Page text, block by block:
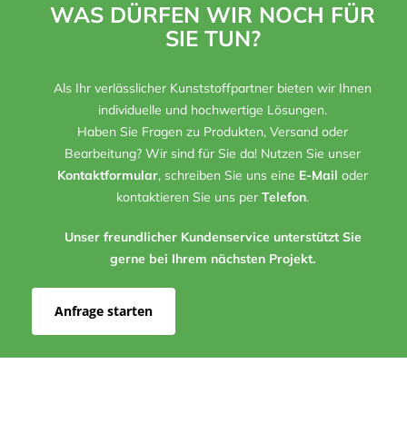
WAS DÜRFEN WIR NOCH FÜR
SIE TUN?
Als Ihr verlässlicher Kunststoffpartner bieten wir Ihnen
individuelle und hochwertige Lösungen.
Haben Sie Fragen zu Produkten, Versand oder
Bearbeitung? Wir sind für Sie da! Nutzen Sie unser
Kontaktformular, schreiben Sie uns eine E-Mail oder
kontaktieren Sie uns per Telefon.
Unser freundlicher Kundenservice unterstützt Sie
gerne bei Ihrem nächsten Projekt.
Anfrage starten